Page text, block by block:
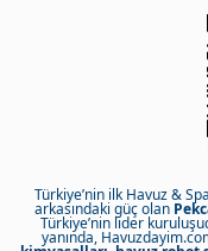
Türkiye’nin ilk Havuz &
arkasındaki güç olan
Türkiye’nin lider
yanında,